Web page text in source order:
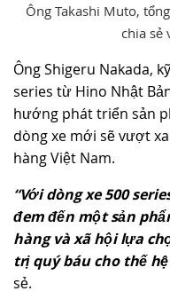
Ông Takashi Muto,
chia sẻ
Ông Shigeru Nakada,
series từ Hino Nhật
hướng phát triển sản
dòng xe mới sẽ vượt
hàng Việt Nam.
“Với dòng xe 500
đem đến một sản
hàng và xã hội lựa
trị quý báu cho thế
sẻ.